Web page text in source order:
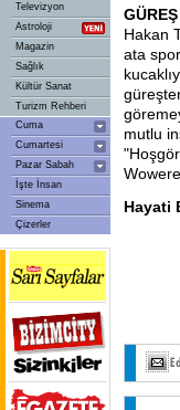
Televizyon
Astroloji
Magazin
Sağlık
Kültür Sanat
Turizm Rehberi
Cuma
Cumartesi
Pazar Sabah
İşte İnsan
Sinema
Çizerler
Hakan
ata
mutlu
Hayati